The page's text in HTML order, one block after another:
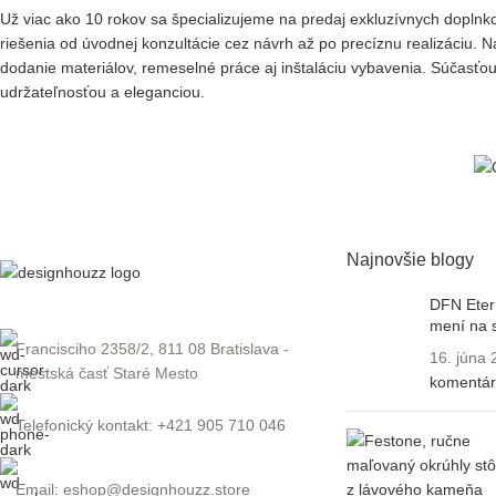
Už viac ako 10 rokov sa špecializujeme na predaj exkluzívnych
riešenia od úvodnej konzultácie cez návrh až po precíznu realizáciu.
dodanie materiálov, remeselné práce aj inštaláciu vybavenia.
udržateľnosťou a eleganciou.
Francisciho 2358/2, 811 08 Bratislava -
mestská časť Staré Mesto
Telefonický kontakt: +421 905 710 046
Email: eshop@designhouzz.store
Najnovšie blogy
DFN
mení na
16. júna